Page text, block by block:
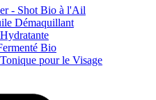
- Shot Bio à l'Ail
Démaquillant
Bio
pour le Visage